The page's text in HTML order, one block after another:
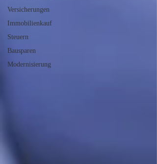
Versicherungen
Immobilienkauf
Steuern
Bausparen
Modernisierung